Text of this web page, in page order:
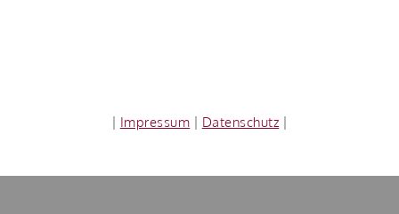
Impressum Datenschutz